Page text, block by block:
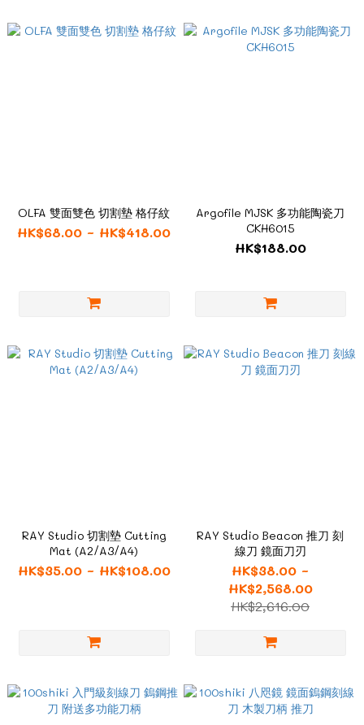
OLFA 雙面雙色 切割墊 格仔紋
HK$68.00 ~ HK$418.00
Argofile MJSK 多功能陶瓷刀
CKH6015
HK$188.00
RAY Studio 切割墊 Cutting
Mat (A2/A3/A4)
HK$35.00 ~ HK$108.00
RAY Studio Beacon 推刀 刻
線刀 鏡面刀刃
HK$38.00 ~
HK$2,568.00
HK$2,616.00